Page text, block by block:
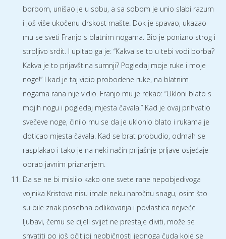
borbom, unišao je u sobu, a sa sobom je unio slabi razum
i još više ukočenu drskost mašte. Dok je spavao, ukazao
mu se sveti Franjo s blatnim nogama. Bio je ponizno strog i
strpljivo srdit. I upitao ga je: “Kakva se to u tebi vodi borba?
Kakva je to prljavština sumnji? Pogledaj moje ruke i moje
noge!” I kad je taj vidio probodene ruke, na blatnim
nogama rana nije vidio. Franjo mu je rekao: “Ukloni blato s
mojih nogu i pogledaj mjesta čavala!” Kad je ovaj prihvatio
svečeve noge, činilo mu se da je uklonio blato i rukama je
doticao mjesta čavala. Kad se brat probudio, odmah se
rasplakao i tako je na neki način prijašnje prljave osjećaje
oprao javnim priznanjem.
Da se ne bi mislilo kako one svete rane nepobjedivoga
vojnika Kristova nisu imale neku naročitu snagu, osim što
su bile znak posebna odlikovanja i povlastica nejveće
ljubavi, čemu se cijeli svijet ne prestaje diviti, može se
shvatiti po još očitijoj neobičnosti jednoga čuda koje se